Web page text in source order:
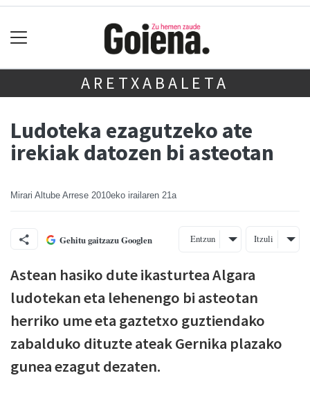
ARETXABALETA
Ludoteka ezagutzeko ate
irekiak datozen bi asteotan
Mirari Altube Arrese 2010eko irailaren 21a
Gehitu gaitzazu Googlen Entzun Itzuli
Astean hasiko dute ikasturtea Algara
ludotekan eta lehenengo bi asteotan
herriko ume eta gaztetxo guztiendako
zabalduko dituzte ateak Gernika plazako
gunea ezagut dezaten.